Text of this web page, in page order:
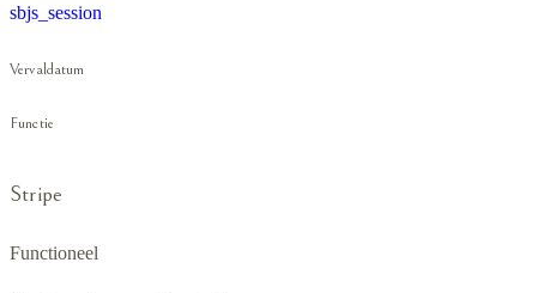
sbjs_session
Vervaldatum
Functie
Stripe
Functioneel